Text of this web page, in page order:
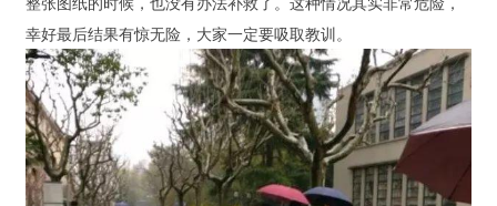
整张图纸的时候，也没有办法补救了。这种情况其实非常危险，
幸好最后结果有惊无险，大家一定要吸取教训。